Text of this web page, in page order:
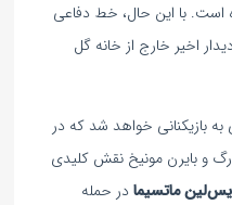
است. با این حال، خط دفاعی
اخیر خارج از خانه گل
به بازیکنانی خواهد شد که در
و بایرن مونیخ نقش کلیدی
ماتسیما در حمله